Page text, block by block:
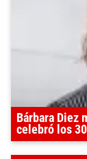
Bárbara Diez
celebró los